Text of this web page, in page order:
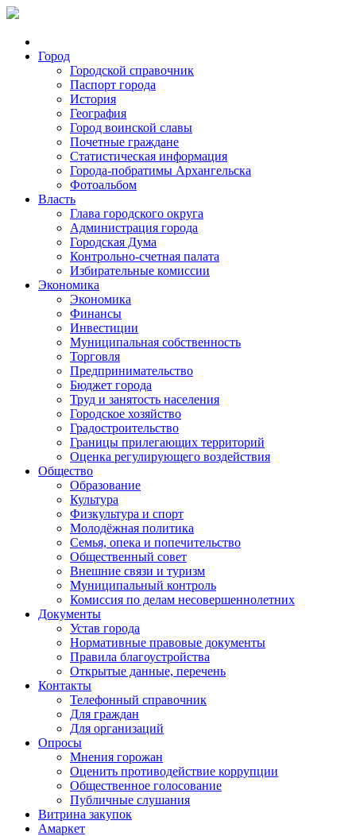
Город
Городской справочник
Паспорт города
История
География
Город воинской славы
Почетные граждане
Статистическая информация
Города-побратимы Архангельска
Фотоальбом
Власть
Глава городского округа
Администрация города
Городская Дума
Контрольно-счетная палата
Избирательные комиссии
Экономика
Экономика
Финансы
Инвестиции
Муниципальная собственность
Торговля
Предпринимательство
Бюджет города
Труд и занятость населения
Городское хозяйство
Градостроительство
Границы прилегающих территорий
Оценка регулирующего воздействия
Общество
Образование
Культура
Физкультура и спорт
Молодёжная политика
Семья, опека и попечительство
Общественный совет
Внешние связи и туризм
Муниципальный контроль
Комиссия по делам несовершеннолетних
Документы
Устав города
Нормативные правовые документы
Правила благоустройства
Открытые данные, перечень
Контакты
Телефонный справочник
Для граждан
Для организаций
Опросы
Мнения горожан
Оценить противодействие коррупции
Общественное голосование
Публичные слушания
Витрина закупок
Амаркет